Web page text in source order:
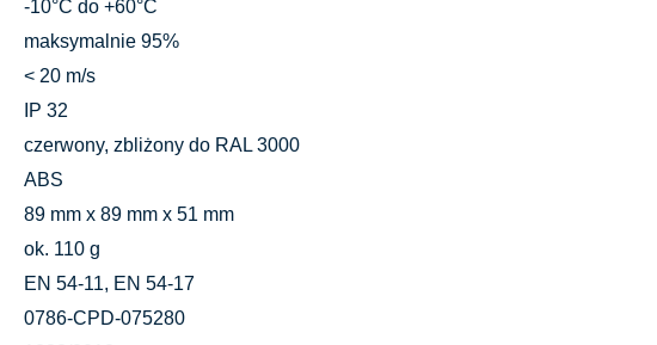
-10°C do +60°C
maksymalnie 95%
< 20 m/s
IP 32
czerwony, zbliżony do RAL 3000
ABS
89 mm x 89 mm x 51 mm
ok. 110 g
EN 54-11, EN 54-17
0786-CPD-075280